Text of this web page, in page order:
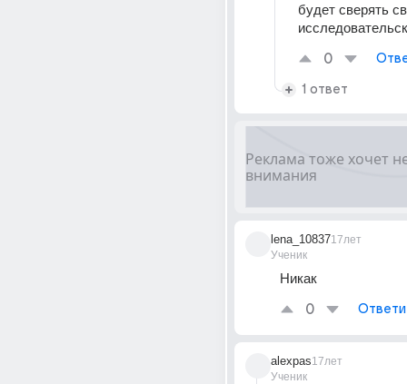
будет сверять
0
1 ответ
lena_10837
Ученик
17лет
Никак
0
alexpas
Ученик
17лет